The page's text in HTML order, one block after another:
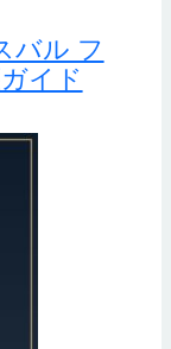
バル フ
イド